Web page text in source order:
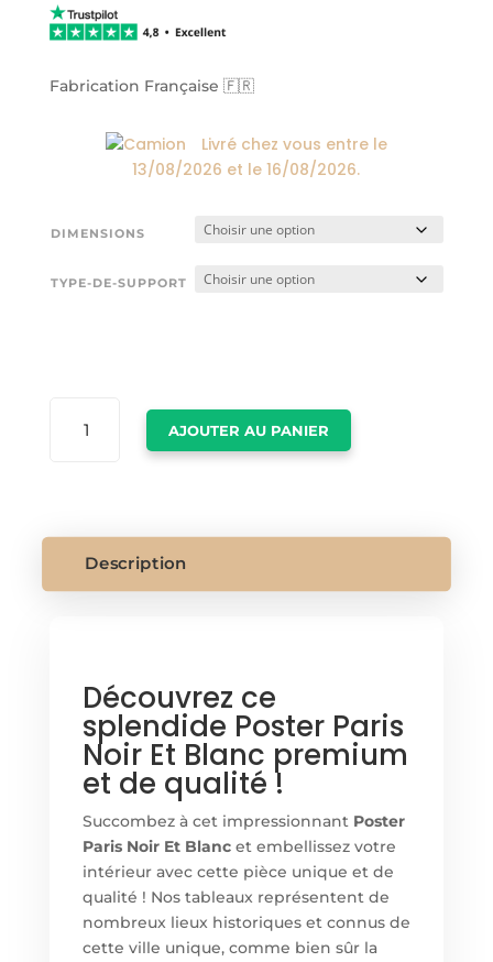
Fabrication Française 🇫🇷
Livré chez vous entre le
13/08/2026 et le16/08/2026.
DIMENSIONS
TYPE-DE-SUPPORT
ET
BLANC
AJOUTER AU PANIER
Description
Découvrez ce
splendide Poster Paris
Noir Et Blanc premium
et de qualité !
Succombez à cet impressionnant Poster
Paris Noir Et Blancet embellissez votre
intérieur avec cette pièce unique et de
qualité ! Nos tableaux représentent de
nombreux lieux historiques et connus de
cette ville unique, comme bien sûr la